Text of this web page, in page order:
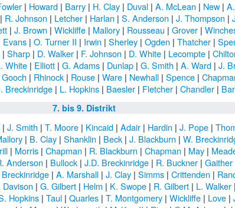
| Howard | Barry | H. Clay | Duval |A. McLean | New |
| R. Johnson | Letcher| Harlan | S. Anderson | J. Thompson |
|J. Brown |Wickliffe | Mallory | Rousseau |Grover |
Evans |O. Turner II | Irwin |Sherley |Ogden |Thatcher |
|Sharp | D. Walker | F. Johnson | D. White | Lecompte |
White| Elliott| G. Adams| Dunlap| G. Smith | A. Ward| J.
Gooch | Rhinock | Rouse |Ware | Newhall |Spence |
Breckinridge| L. Hopkins| Baesler| Fletcher| Chandler|
7. bis 9. Distrikt
|J. Smith |T. Moore | Kincaid |Adair | Hardin |J. Pope |
| B. Clay| Shanklin | Beck| J. Blackburn | W.
| Morris| Chapman | R. Blackburn | Chapman | May|
Anderson | Bullock| J.D. Breckinridge| R. Buckner| Gaither
|A. Marshall |J. Clay |Simms |Crittenden |
Davison | G. Gilbert| Helm | K. Swope| R. Gilbert| L. Walker|
Hopkins |Taul |Quarles |T. Montgomery |Wickliffe | Love |